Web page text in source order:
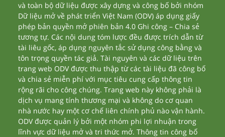
và toàn bộ dữ liệu được xây dựng và công bố bởi nhóm
Dữ liệu mở về phát triển Việt Nam (ODV) áp dụng giấy
phép bản quyền mở phiên bản 4.0 Ghi công – Chia sẻ
tương tự. Các nội dung tóm lược đều được trích dẫn từ
tài liêu gốc, áp dụng nguyên tắc sử dụng công bằng và
tôn trọng quyền tác giả. Tài nguyên và các dữ liệu trên
trang web ODV được thu thập từ các tài liệu đã công bố
và chia sẻ miễn phí với mục tiêu cung cấp thông tin
rộng rãi cho công chúng. Trang web này không phải là
dịch vụ mang tính thương mại và không do cơ quan
nhà nước hay một cơ chế liên chính phủ nào vận hành.
ODV được quản lý bởi một nhóm phi lợi nhuận trong
lĩnh vực dữ liệu mở và tri thức mở. Thông tin công bố